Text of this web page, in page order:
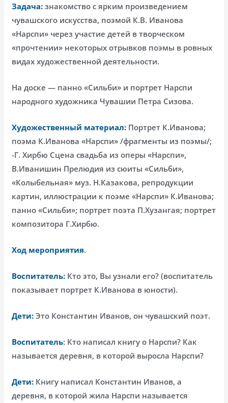
Задача: знакомство с ярким произведением
чувашского искусства, поэмой К.В. Иванова
«Нарспи» через участие детей в творческом
«прочтении» некоторых отрывков поэмы в ровных
видах художественной деятельности.
На доске — панно «Сильби» и портрет Нарспи
народного художника Чувашии Петра Сизова.
Художественный материал: Портрет К.Иванова;
поэма К.Иванова «Нарспи» /фрагменты из поэмы/;
-Г. Хирбю Сцена свадьба из оперы «Нарспи»,
В.Иванишин Прелюдия из сюиты «Сильби»,
«Колыбельная» муз. Н.Казакова, репродукции
картин, иллюстрации к поэме «Нарспи» К.Иванова;
панно «Сильби»; портрет поэта П.Хузангая; портрет
композитора Г.Хирбю.
Ход мероприятия.
Воспитатель: Кто это, Вы узнали его? (воспитатель
показывает портрет К.Иванова в юности).
Дети:Это Константин Иванов, он чувашский поэт.
Воспитатель: Кто написал книгу о Нарспи? Как
называется деревня, в которой выросла Нарспи?
Дети: Книгу написал Константин Иванов, а
деревня, в которой жила Нарспи называется